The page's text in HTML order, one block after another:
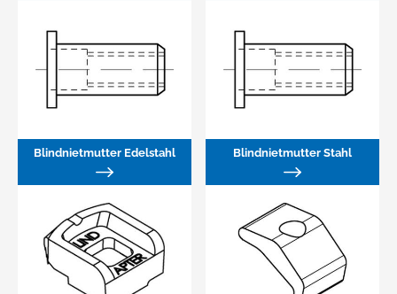
Blindnietmutter Edelstahl Blindnietmutter Stahl